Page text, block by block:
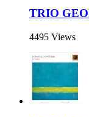
TRIO
4495 Views